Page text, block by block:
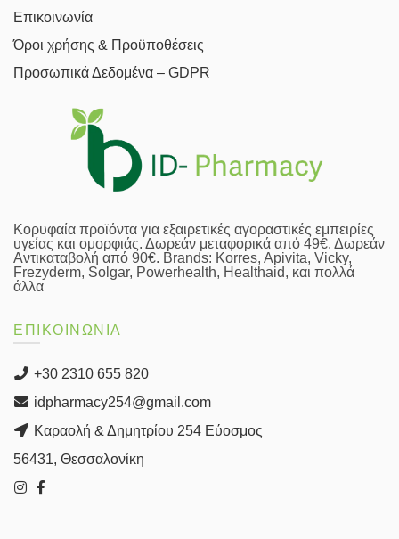
Επικοινωνία
Όροι χρήσης & Προϋποθέσεις
Προσωπικά Δεδομένα – GDPR
Κορυφαία προϊόντα για εξαιρετικές αγοραστικές εμπειρίες
υγείας και ομορφιάς. Δωρεάν μεταφορικά από 49€. Δωρεάν
Αντικαταβολή από 90€. Brands: Korres, Apivita, Vicky,
Frezyderm, Solgar, Powerhealth, Healthaid, και πολλά
άλλα
ΕΠΙΚΟΙΝΩΝΙΑ
+30 2310 655 820
idpharmacy254@gmail.com
Καραολή & Δημητρίου 254 Εύοσμος
56431, Θεσσαλονίκη